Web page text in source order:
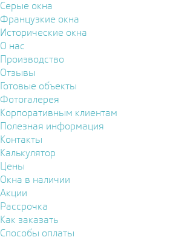
Серые окна
Французкие окна
Исторические окна
О нас
Производство
Отзывы
Готовые объекты
Фотогалерея
Корпоративным клиентам
Полезная информация
Контакты
Калькулятор
Цены
Окна в наличии
Акции
Рассрочка
Как заказать
Способы оплаты